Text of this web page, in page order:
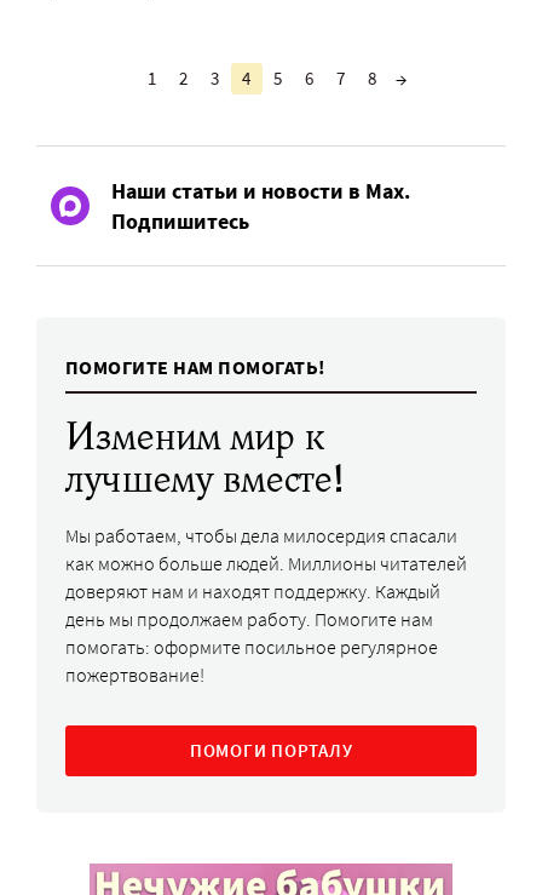
1 2 3 4 5 6 7 8 →
Наши статьи и новости в Max.
Подпишитесь
ПОМОГИТЕ НАМ ПОМОГАТЬ!
Изменим мир к
лучшему вместе!
Мы работаем, чтобы дела милосердия спасали
как можно больше людей. Миллионы читателей
доверяют нам и находят поддержку. Каждый
день мы продолжаем работу. Помогите нам
помогать: оформите посильное регулярное
пожертвование!
ПОМОГИ ПОРТАЛУ